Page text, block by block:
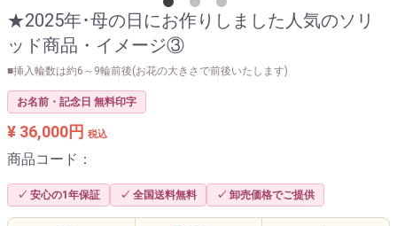
★2025年･母の日にお作りしました人気のソリ
ッド商品・イメージ③
■挿入輪数は約6～9輪前後(お花の大きさで前後いたします)
お名前・記念日 無料印字
¥ 36,000円 税込
商品コード：
✓ 安心の1年保証 ✓ 全国送料無料 ✓ 卸売価格でご提供